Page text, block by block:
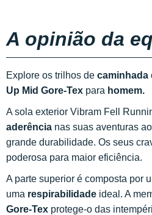
A opinião da
Explore os trilhos de caminhada
Up Mid Gore-Tex para homem.
A sola exterior Vibram Fell
aderência nas suas aventuras
grande durabilidade. Os seus
poderosa para maior eficiência.
A parte superior é composta por
uma respirabilidade ideal. A
Gore-Tex protege-o das